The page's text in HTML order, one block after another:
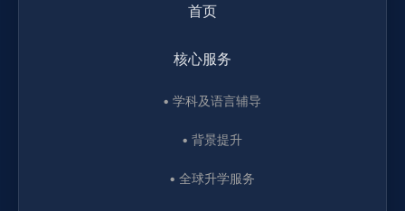
首页
核心服务
• 学科及语言辅导
• 背景提升
• 全球升学服务